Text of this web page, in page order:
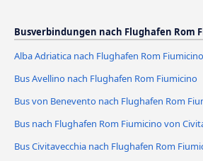
Busverbindungen nach Flughafen Rom
Alba Adriatica nach Flughafen Rom
Bus Avellino nach Flughafen Rom Fiumicino
Bus von Benevento nach Flughafen Rom
Bus nach Flughafen Rom Fiumicino von
Bus Civitavecchia nach Flughafen Rom